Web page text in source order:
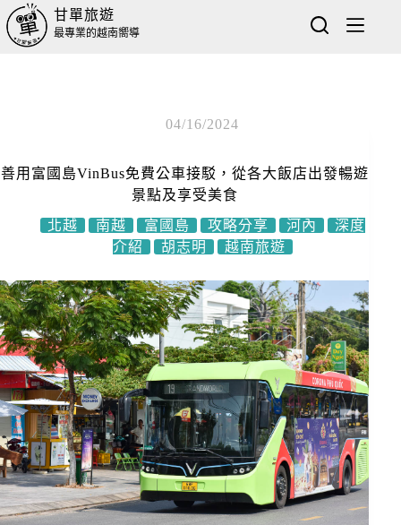
甘單旅遊
最專業的越南嚮導
04/16/2024
善用富國島VinBus免費公車接駁，從各大飯店出發暢遊
景點及享受美食
北越
南越 富國島 攻略分享 河內
深度
介紹
胡志明 越南旅遊